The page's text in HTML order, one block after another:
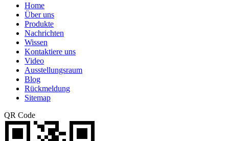
Home
Über uns
Produkte
Nachrichten
Wissen
Kontaktiere uns
Video
Ausstellungsraum
Blog
Rückmeldung
Sitemap
QR Code